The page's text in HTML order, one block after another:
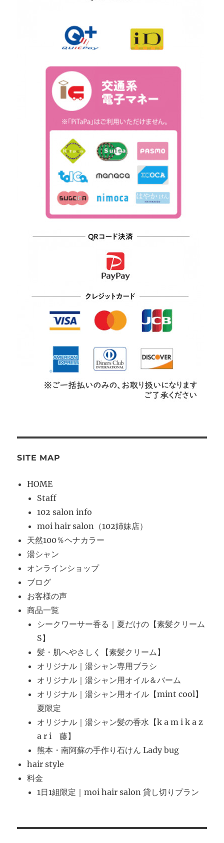
SITE MAP
HOME
Staff
102 salon info
moi hair salon（102姉妹店）
天然100％ヘナカラー
湯シャン
オンラインショップ
ブログ
お客様の声
商品一覧
シークワーサー香る｜夏だけの【素髪クリーム
S】
髪・肌へやさしく【素髪クリーム】
オリジナル｜湯シャン専用ブラシ
オリジナル｜湯シャン用オイル＆バーム
オリジナル｜湯シャン用オイル【mint cool】
夏限定
オリジナル｜湯シャン髪の香水【k a m i k a z
a r i 藤】
熊本・南阿蘇の手作り石けん Lady bug
hair style
料金
1日1組限定｜moi hair salon 貸し切りプラン